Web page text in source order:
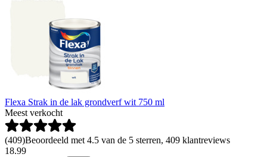
Flexa Strak in de lak grondverf wit 750 ml
Meest verkocht
(409)Beoordeeld met 4.5 van de 5 sterren, 409 klantreviews
18.99